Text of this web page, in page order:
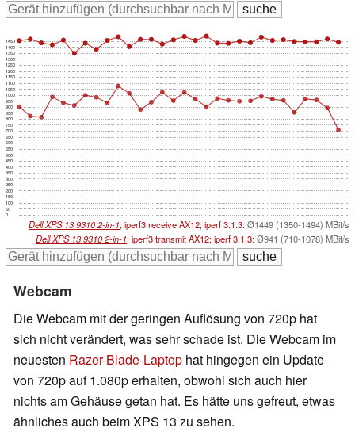
0
50
100
150
200
250
300
350
400
450
500
550
600
650
700
750
800
850
900
950
1000
1050
1100
1150
1200
1250
1300
1350
1400
1450
Dell XPS 13 9310 2-in-1; iperf3 receive AX12; iperf 3.1.3:Ø1449 (1350-1494) MBit/s
Dell XPS 13 9310 2-in-1; iperf3 transmit AX12; iperf 3.1.3:Ø941 (710-1078) MBit/s
Webcam
Die Webcam mit der geringen Auflösung von 720p hat
sich nicht verändert, was sehr schade ist. Die Webcam im
neuesten Razer-Blade-Laptop hat hingegen ein Update
von 720p auf 1.080p erhalten, obwohl sich auch hier
nichts am Gehäuse getan hat. Es hätte uns gefreut, etwas
ähnliches auch beim XPS 13 zu sehen.